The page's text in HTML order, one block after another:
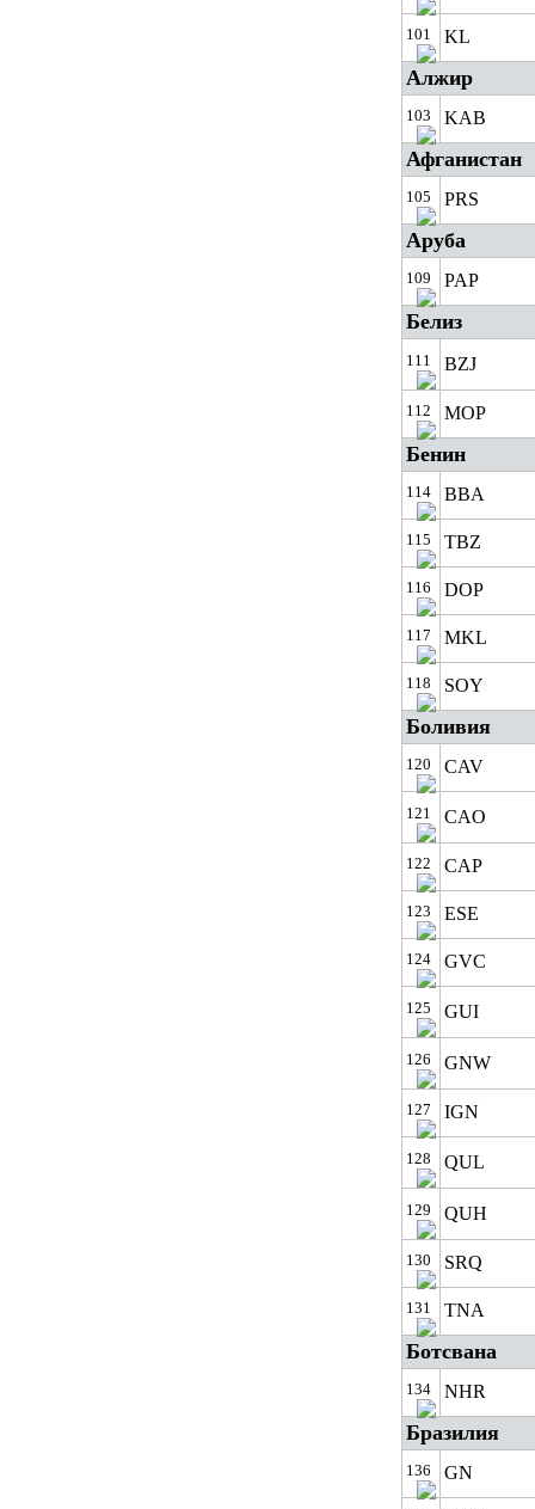
101 KL
Алжир
103 KAB
Афганистан
105 PRS
Аруба
109 PAP
Белиз
111 BZJ
112 MOP
Бенин
114 BBA
115 TBZ
116 DOP
117 MKL
118 SOY
Боливия
120 CAV
121 CAO
122 CAP
123 ESE
124 GVC
125 GUI
126 GNW
127 IGN
128 QUL
129 QUH
130 SRQ
131 TNA
Ботсвана
134 NHR
Бразилия
136 GN